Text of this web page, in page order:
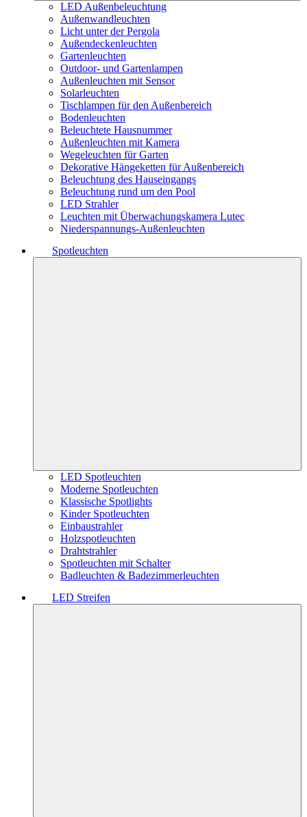
LED Außenbeleuchtung
Außenwandleuchten
Licht unter der Pergola
Außendeckenleuchten
Gartenleuchten
Outdoor- und Gartenlampen
Außenleuchten mit Sensor
Solarleuchten
Tischlampen für den Außenbereich
Bodenleuchten
Beleuchtete Hausnummer
Außenleuchten mit Kamera
Wegeleuchten für Garten
Dekorative Hängeketten für Außenbereich
Beleuchtung des Hauseingangs
Beleuchtung rund um den Pool
LED Strahler
Leuchten mit Überwachungskamera Lutec
Niederspannungs-Außenleuchten
Spotleuchten
LED Spotleuchten
Moderne Spotleuchten
Klassische Spotlights
Kinder Spotleuchten
Einbaustrahler
Holzspotleuchten
Drahtstrahler
Spotleuchten mit Schalter
Badleuchten & Badezimmerleuchten
LED Streifen